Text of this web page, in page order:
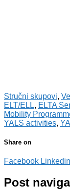
Stručni skupovi,
ELT/ELL, ELTA
Mobility
YALS activities,
Share on
Facebook Linkedin
Post